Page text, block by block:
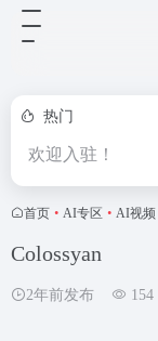
热门
欢迎入驻！
首页 • AI专区 • AI视频
Colossyan
2年前发布 154